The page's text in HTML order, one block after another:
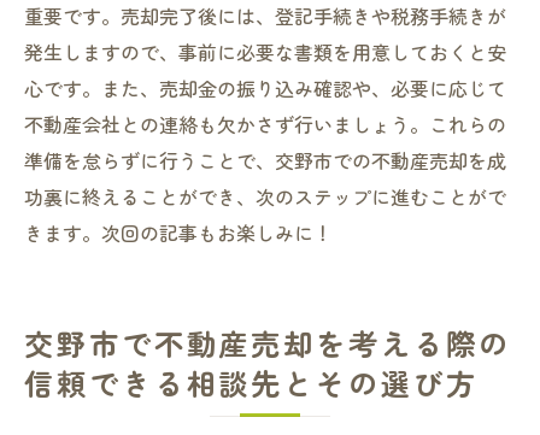
重要です。売却完了後には、登記手続きや税務手続きが
発生しますので、事前に必要な書類を用意しておくと安
心です。また、売却金の振り込み確認や、必要に応じて
不動産会社との連絡も欠かさず行いましょう。これらの
準備を怠らずに行うことで、交野市での不動産売却を成
功裏に終えることができ、次のステップに進むことがで
きます。次回の記事もお楽しみに！
交野市で不動産売却を考える際の
信頼できる相談先とその選び方